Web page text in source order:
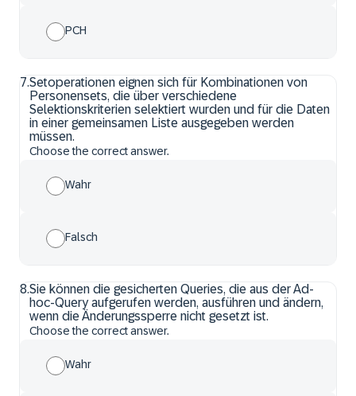
PCH
7.Setoperationen eignen sich für Kombinationen von
Personensets, die über verschiedene
Selektionskriterien selektiert wurden und für die Daten
in einer gemeinsamen Liste ausgegeben werden
müssen.
Choose the correct answer.
Wahr
Falsch
8.Sie können die gesicherten Queries, die aus der Ad-
hoc-Query aufgerufen werden, ausführen und ändern,
wenn die Änderungssperre nicht gesetzt ist.
Choose the correct answer.
Wahr